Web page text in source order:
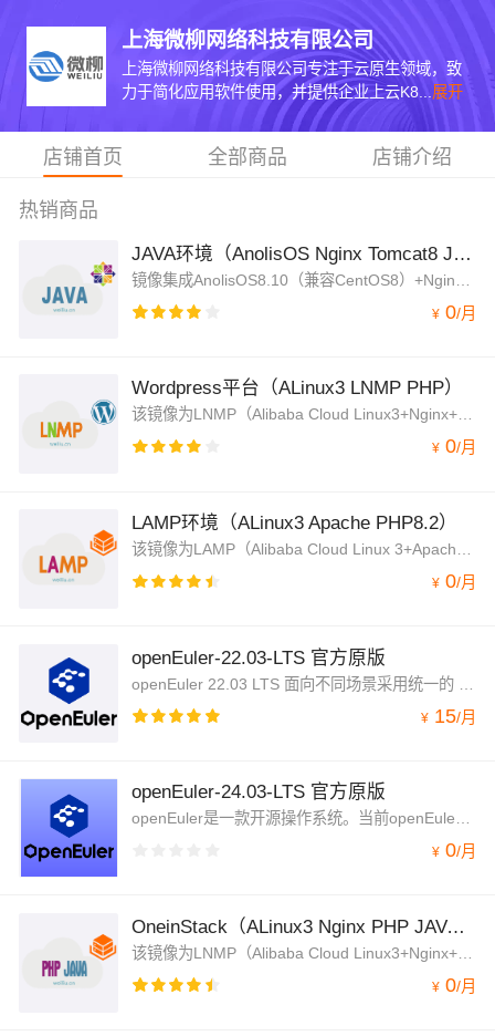
上海微柳网络科技有限公司
上海微柳网络科技有限公司专注于云原生领域，致
力于简化应用软件使用，并提供企业上云K8... 展开
店铺首页 全部商品 店铺介绍
热销商品
JAVA环境（AnolisOS Nginx Tomcat8 JDK）
¥ 0/月
Wordpress平台（ALinux3 LNMP PHP）
该镜像为LNMP（Alibaba Cloud Linux3+Nginx+MySQL8.0+PHP8.5）+Wordpress架构，jemalloc优化内存管理，脚本菜单式添加Nginx虚拟主机绑定，并支持内网OSS备份功能
¥ 0/月
LAMP环境（ALinux3 Apache PHP8.2）
¥ 0/月
openEuler-22.03-LTS 官方原版
¥ 15/月
openEuler-24.03-LTS 官方原版
openEuler是一款开源操作系统。当前openEuler内核源于Linux，支持鲲鹏及其他多种处理器，能够充分释放计算芯片的潜能，是由全球开源贡献者构建的高效、稳定、安全的开源操作系统，适用于数据库、大数据、云计算、人工智能等应用场景。同时，openEuler是一个面向全球的操作系统开源社区，通过社区合作，打造创新平台，构建支持多处理器架构、统一和开放的操作系统，推动软硬件应用生态繁荣发展。
¥ 0/月
OneinStack（ALinux3 Nginx PHP JAVA）
该镜像为LNMP（Alibaba Cloud Linux3+Nginx+MySQL8.0+PHP多版本）+Tomcat架构，jemalloc优化内存管理，脚本菜单式添加Nginx虚拟主机绑定，并支持内网OSS备份功能
¥ 0/月